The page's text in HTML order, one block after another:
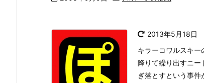
2013年5月18日
キラーコワルスキ
降りて繰り出すニー
ぎ落とすという事